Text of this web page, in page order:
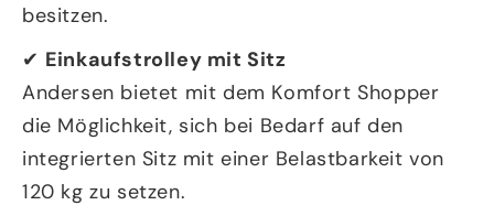
besitzen.
✔ Einkaufstrolley mit Sitz
Andersen bietet mit dem Komfort Shopper
die Möglichkeit, sich bei Bedarf auf den
integrierten Sitz mit einer Belastbarkeit von
120 kg zu setzen.